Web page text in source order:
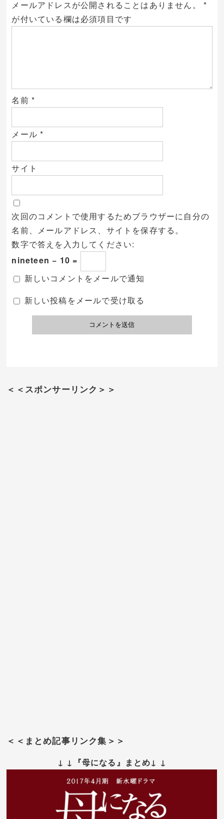
メールアドレスが公開されることはありません。
*
が付いている欄は必須項目です
名前*
メール*
サイト
次回のコメントで使用するためブラウザーに自分の
名前、メールアドレス、サイトを保存する。
数字で答えを入力してください:
nineteen − 10 =
新しいコメントをメールで通知
新しい投稿をメールで受け取る
＜＜スポンサーリンク＞＞
＜＜まとめ記事リンク集＞＞
↓ ↓『母になる』まとめ↓ ↓